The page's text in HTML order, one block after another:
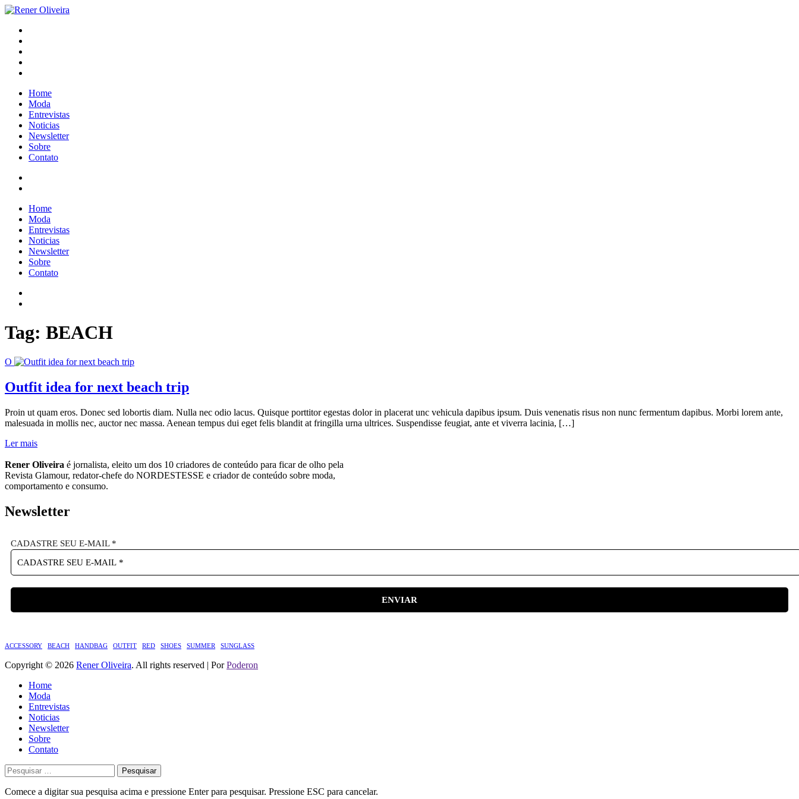
Pular
conteúdo
Rener Oliveira
Home
Moda
Entrevistas
Noticias
Newsletter
Sobre
Contato
Home
Moda
Entrevistas
Noticias
Newsletter
Sobre
Contato
Tag: BEACH
O
Outfit idea for next beach trip
Proin ut quam eros. Donec sed lobortis diam. Nulla nec odio lacus. Quisque porttitor egestas dolor in placerat unc vehicula dapibus ipsum. Duis venenatis risus non nunc fermentum dapibus. Morbi lorem ante,
malesuada in mollis nec, auctor nec massa. Aenean tempus dui eget felis blandit at fringilla urna ultrices. Suspendisse feugiat, ante et viverra lacinia, […]
Ler mais
Rener Oliveira é jornalista, eleito um dos 10 criadores de conteúdo para ficar de olho pela
Revista Glamour, redator-chefe do NORDESTESSE e criador de conteúdo sobre moda,
comportamento e consumo.
Newsletter
CADASTRE SEU E-MAIL *
ACCESSORY BEACH HANDBAG OUTFIT RED SHOES SUMMER SUNGLASS
Copyright © 2026 Rener Oliveira. All rights reserved | PorPoderon
Home
Moda
Entrevistas
Noticias
Newsletter
Sobre
Contato
Pesquisar
por:
Comece a digitar sua pesquisa acima e pressione Enter para pesquisar. Pressione ESC para cancelar.